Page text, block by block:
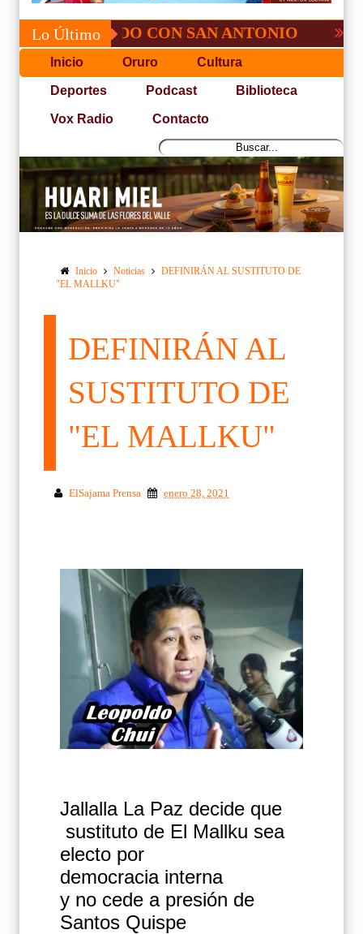
Lo Último
NO PUDO CON SAN ANTONIO COPA
Inicio Oruro Cultura
Deportes Podcast Biblioteca
Vox Radio Contacto
Inicio Noticias
DEFINIRÁN AL SUSTITUTO DE
"EL MALLKU"
DEFINIRÁN AL
SUSTITUTO DE
"EL MALLKU"
ElSajama Prensa enero 28, 2021
Jallalla La Paz decide que
sustituto de El Mallku sea
electo por
democracia interna
y no cede a presión de
Santos Quispe